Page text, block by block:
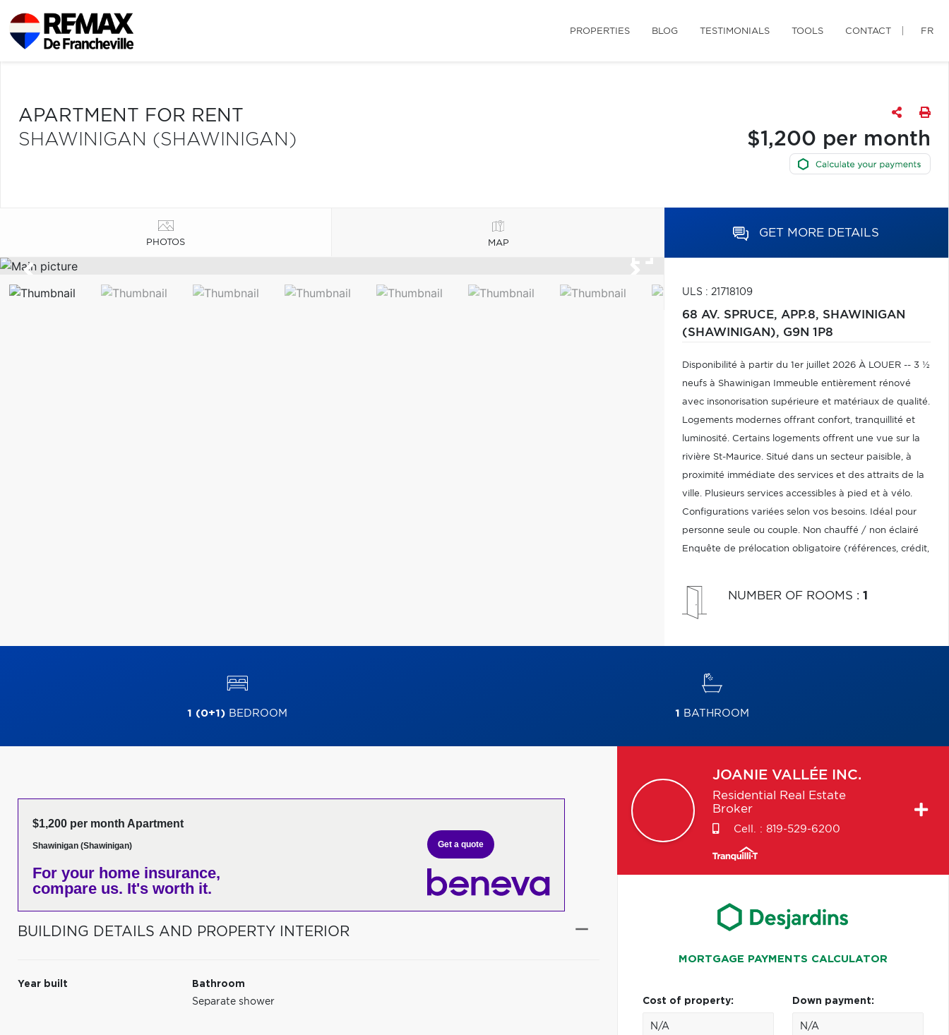
PROPERTIES BLOG TESTIMONIALS TOOLS CONTACT FR
APARTMENT FOR RENT
SHAWINIGAN (SHAWINIGAN)
$1,200 per month
PHOTOS MAP
GET MORE DETAILS
ULS : 21718109
68 AV. SPRUCE, APP.8, SHAWINIGAN
(SHAWINIGAN), G9N 1P8
Disponibilité à partir du 1er juillet 2026 À LOUER -- 3 ½
neufs à Shawinigan Immeuble entièrement rénové
avec insonorisation supérieure et matériaux de qualité.
Logements modernes offrant confort, tranquillité et
luminosité. Certains logements offrent une vue sur la
rivière St-Maurice. Situé dans un secteur paisible, à
proximité immédiate des services et des attraits de la
ville. Plusieurs services accessibles à pied et à vélo.
Configurations variées selon vos besoins. Idéal pour
personne seule ou couple. Non chauffé / non éclairé
Enquête de prélocation obligatoire (références, crédit,
NUMBER OF ROOMS : 1
1 (0+1) BEDROOM 1 BATHROOM
$1,200 per month Apartment
Shawinigan (Shawinigan)
For your home insurance,
compare us. It's worth it.
Get a quote
BUILDING DETAILS AND PROPERTY INTERIOR
Year built
Bathroom
Separate shower
JOANIE VALLÉE INC.
Residential Real Estate
Broker
Cell. : 819-529-6200
MORTGAGE PAYMENTS CALCULATOR
Cost of property: Down payment: